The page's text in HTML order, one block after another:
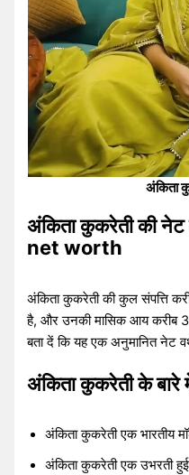
अंकिता
अंकिता कुकरेती की
net worth
अंकिता कुकरेती की कुल संपत्ति
है, और उनकी मासिक आय करीब
बता दें कि यह एक अनुमानित नेट
अंकिता कुकरेती के बारे
अंकिता कुकरेती एक भारतीय
अंकिता कुकरेती एक उभरती